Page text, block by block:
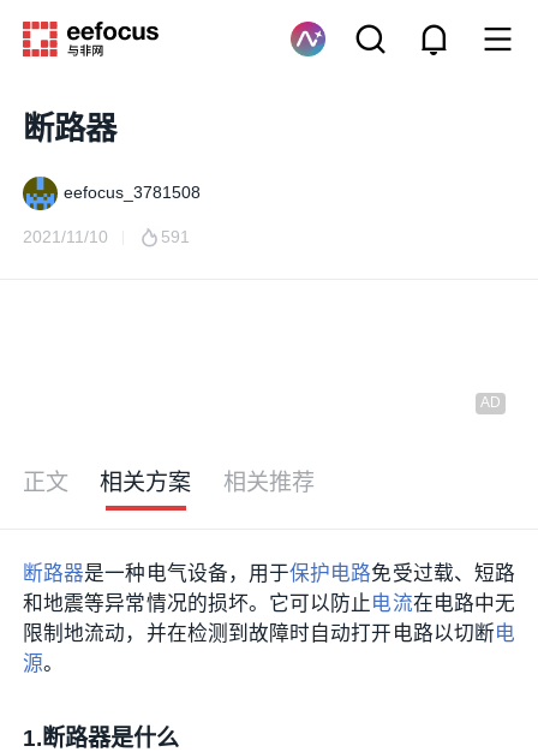
断路器
eefocus_3781508
2021/11/10 591
正文 相关方案 相关推荐
断路器是一种电气设备，用于保护电路免受过载、短路
和地震等异常情况的损坏。它可以防止电流在电路中无
限制地流动，并在检测到故障时自动打开电路以切断电
源。
1.断路器是什么